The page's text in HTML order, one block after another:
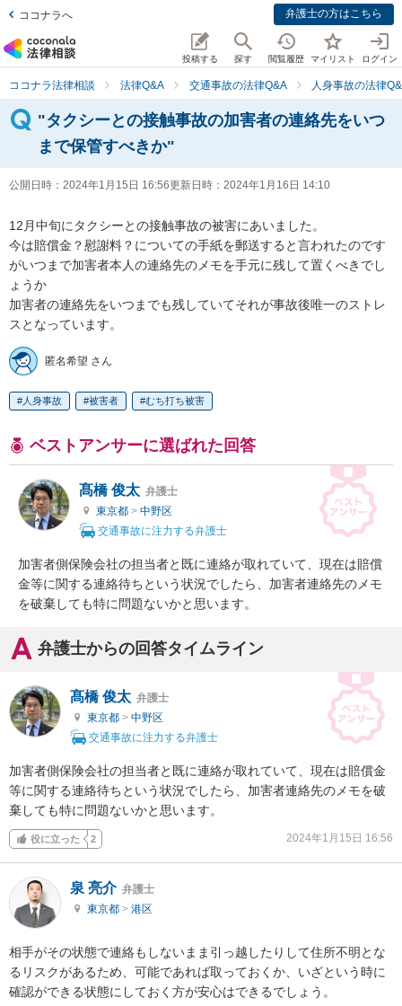
ココナラへ 弁護士の方はこちら
投稿する 探す 閲覧履歴 マイリスト ログイン
ココナラ法律相談 法律Q&A 交通事故の法律Q&A 人身事故の法律
"タクシーとの接触事故の加害者の連絡先をいつ
まで保管すべきか"
公開日時： 2024年1月15日 16:56更新日時： 2024年1月16日 14:10
12月中旬にタクシーとの接触事故の被害にあいました。
今は賠償金？慰謝料？についての手紙を郵送すると言われたのです
がいつまで加害者本人の連絡先のメモを手元に残して置くべきでし
ょうか
加害者の連絡先をいつまでも残していてそれが事故後唯一のストレ
スとなっています。
匿名希望 さん
人身事故 被害者 むち打ち被害
ベストアンサーに選ばれた回答
髙橋 俊太 弁護士
東京都 > 中野区
交通事故に注力する弁護士
加害者側保険会社の担当者と既に連絡が取れていて、現在は賠償
金等に関する連絡待ちという状況でしたら、加害者連絡先のメモ
を破棄しても特に問題ないかと思います。
弁護士からの回答タイムライン
髙橋 俊太 弁護士
東京都 > 中野区
交通事故に注力する弁護士
加害者側保険会社の担当者と既に連絡が取れていて、現在は賠償金
等に関する連絡待ちという状況でしたら、加害者連絡先のメモを破
棄しても特に問題ないかと思います。
役に立った 2 2024年1月15日 16:56
泉 亮介 弁護士
東京都 > 港区
相手がその状態で連絡もしないまま引っ越したりして住所不明とな
るリスクがあるため、可能であれば取っておくか、いざという時に
確認ができる状態にしておく方が安心はできるでしょう。